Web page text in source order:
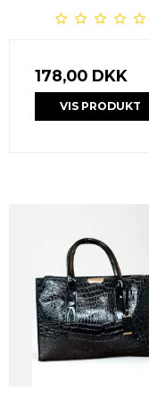
178,00 DKK
VIS PRODUKT